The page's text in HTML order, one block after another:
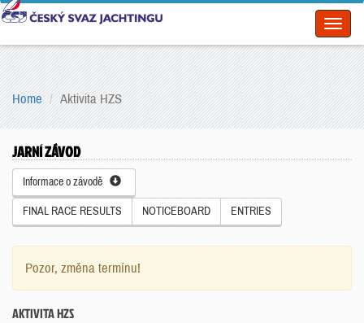
Home Aktivita HZS
JARNÍ ZÁVOD
Informace o závodě
FINAL RACE RESULTS NOTICEBOARD ENTRIES
Pozor, změna termínu!
AKTIVITA HZS